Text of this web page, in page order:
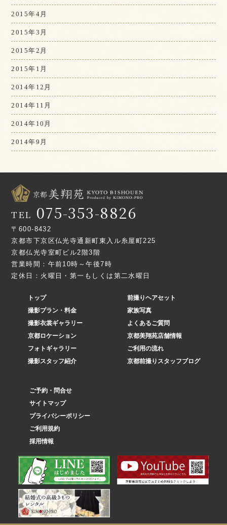
2015年4月
2015年3月
2015年2月
2015年1月
2014年12月
2014年11月
2014年10月
2014年9月
TEL 075-353-8826
〒600-8432
京都市下京区仏光寺通新町東入ル糸屋町225
京都仏光寺室町ビル2階3階
営業時間：午前10時～午後7時
定休日：火曜日・第一もしくは第二水曜日
トップ
撮影プラン・料金
撮影衣裳ギャラリー
京都ロケーション
フォトギャラリー
撮影スタッフ紹介
前撮りヘアセット
家族写真
よくあるご質問
京都美翔苑店舗情報
ご利用の流れ
京都前撮りスタッフブログ
ご予約・問合せ
サイトマップ
プライバシーポリシー
ご利用規約
採用情報